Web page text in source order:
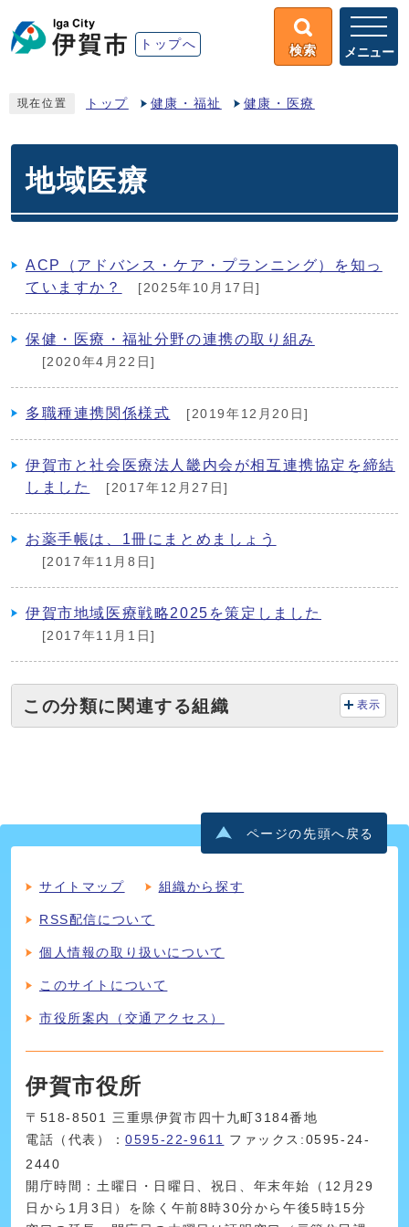
トップへ 検索 メニュー
現在位置 トップ 健康・福祉 健康・医療
地域医療
ACP（アドバンス・ケア・プランニング）を知っ
ていますか？
[2025年10月17日]
保健・医療・福祉分野の連携の取り組み
[2020年4月22日]
多職種連携関係様式 [2019年12月20日]
伊賀市と社会医療法人畿内会が相互連携協定を締結
しました
[2017年12月27日]
お薬手帳は、1冊にまとめましょう
[2017年11月8日]
伊賀市地域医療戦略2025を策定しました
[2017年11月1日]
この分類に関連する組織 表示
ページの先頭へ戻る
サイトマップ 組織から探す
RSS配信について
個人情報の取り扱いについて
このサイトについて
市役所案内（交通アクセス）
伊賀市役所
〒518-8501 三重県伊賀市四十九町3184番地
電話（代表）：0595-22-9611
ファックス:0595-24-
2440
開庁時間：土曜日・日曜日、祝日、年末年始（12月29
日から1月3日）を除く午前8時30分から午後5時15分